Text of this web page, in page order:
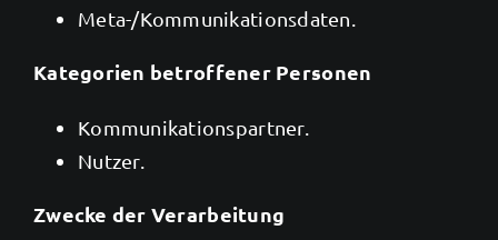
Meta-/Kommunikationsdaten.
Kategorien betroffener Personen
Kommunikationspartner.
Nutzer.
Zwecke der Verarbeitung